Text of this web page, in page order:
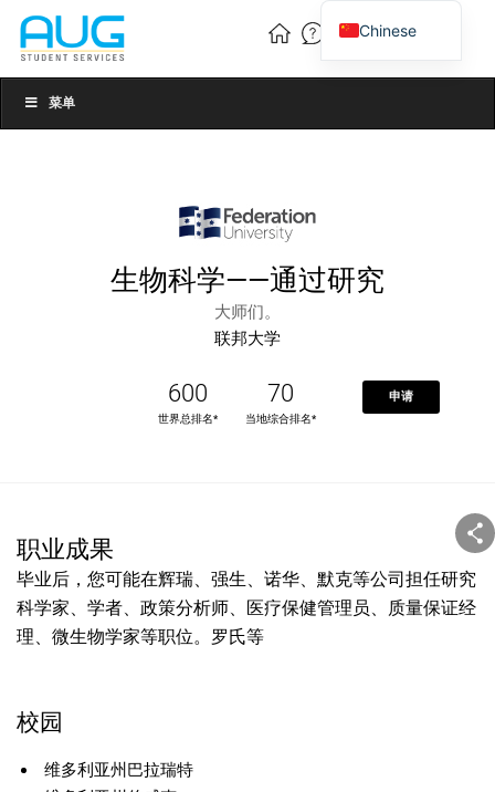
菜单
生物科学——通过研究
大师们。
联邦大学
600
世界总排名*
70
当地综合排名*
申请
职业成果
毕业后，您可能在辉瑞、强生、诺华、默克等公司担任研究
科学家、学者、政策分析师、医疗保健管理员、质量保证经
理、微生物学家等职位。罗氏等
校园
维多利亚州巴拉瑞特
Chinese